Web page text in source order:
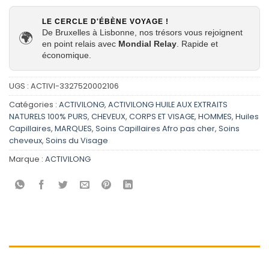
🌍
LE CERCLE D'ÉBÈNE VOYAGE !
De Bruxelles à Lisbonne, nos trésors vous rejoignent
en point relais avec Mondial Relay . Rapide et
économique.
UGS : ACTIVI-3327520002106
Catégories : ACTIVILONG, ACTIVILONG HUILE AUX EXTRAITS
NATURELS 100% PURS, CHEVEUX, CORPS ET VISAGE, HOMMES, Huiles
Capillaires, MARQUES, Soins Capillaires Afro pas cher, Soins
cheveux, Soins du Visage
Marque : ACTIVILONG